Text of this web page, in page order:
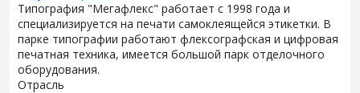
Типография "Мегафлекс" работает с 1998 года и
специализируется на печати самоклеящейся этикетки. В
парке типографии работают флексографская и цифровая
печатная техника, имеется большой парк отделочного
оборудования.
Отрасль